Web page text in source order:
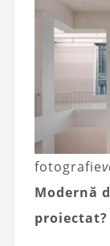
fotografie
Modernă
proiectat?